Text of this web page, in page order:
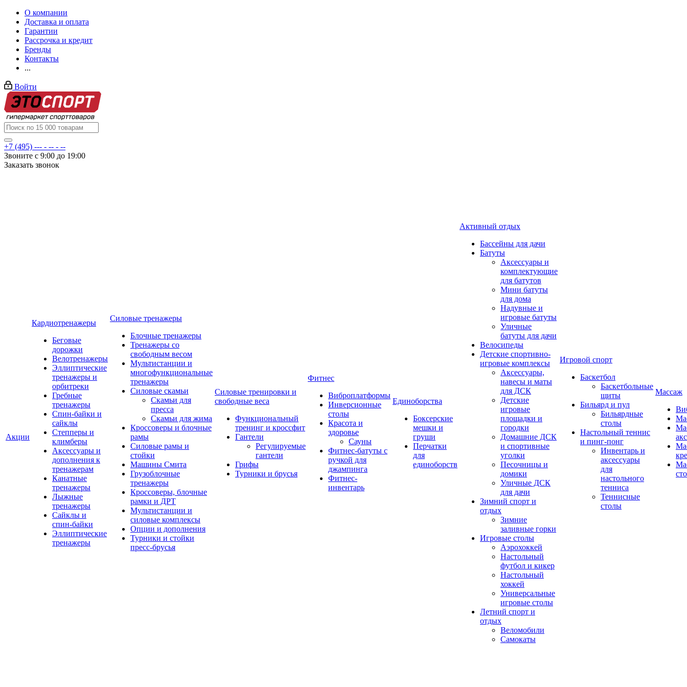
О компании
Доставка и оплата
Гарантии
Рассрочка и кредит
Бренды
Контакты
...
Войти
+7 (495) --- - -- - --
Звоните с 9:00 до 19:00
Заказать звонок
Акции
Кардиотренажеры
Беговые
дорожки
Велотренажеры
Эллиптические
тренажеры и
орбитреки
Гребные
тренажеры
Спин-байки и
сайклы
Степперы и
климберы
Аксессуары и
дополнения к
тренажерам
Канатные
тренажеры
Лыжные
тренажеры
Сайклы и
спин-байки
Эллиптические
тренажеры
Силовые тренажеры
Блочные тренажеры
Тренажеры со
свободным весом
Мультистанции и
многофункциональные
тренажеры
Силовые скамьи
Скамьи для
пресса
Скамьи для жима
Кроссоверы и блочные
рамы
Силовые рамы и
стойки
Машины Смита
Грузоблочные
тренажеры
Кроссоверы, блочные
рамки и ДРТ
Мультистанции и
силовые комплексы
Опции и дополнения
Турники и стойки
пресс-брусья
Силовые тренировки и
свободные веса
Функциональный
тренинг и кроссфит
Гантели
Регулируемые
гантели
Грифы
Турники и брусья
Фитнес
Виброплатформы
Инверсионные
столы
Красота и
здоровье
Сауны
Фитнес-батуты с
ручкой для
джампинга
Фитнес-
инвентарь
Единоборства
Боксерские
мешки и
груши
Перчатки
для
единоборств
Активный отдых
Бассейны для дачи
Батуты
Аксессуары и
комплектующие
для батутов
Мини батуты
для дома
Надувные и
игровые батуты
Уличные
батуты для дачи
Велосипеды
Детские спортивно-
игровые комплексы
Аксессуары,
навесы и маты
для ДСК
Детские
игровые
площадки и
городки
Домашние ДСК
и спортивные
уголки
Песочницы и
домики
Уличные ДСК
для дачи
Зимний спорт и
отдых
Зимние
заливные горки
Игровые столы
Аэрохоккей
Настольный
футбол и кикер
Настольный
хоккей
Универсальные
игровые столы
Летний спорт и
отдых
Веломобили
Самокаты
Игровой спорт
Баскетбол
Баскетбольные
щиты
Бильярд и пул
Бильярдные
столы
Настольный теннис
и пинг-понг
Инвентарь и
аксессуары
для
настольного
тенниса
Теннисные
столы
Массаж